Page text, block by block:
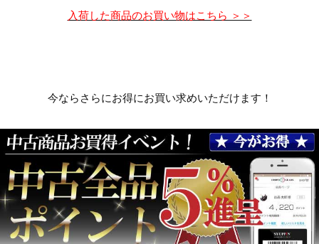
入荷した商品のお買い物はこちら ＞＞
今ならさらにお得にお買い求めいただけます！